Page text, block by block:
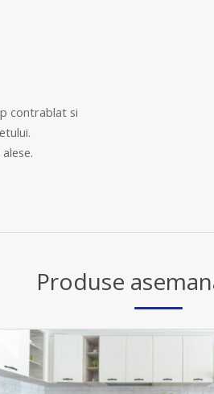
contrablat si
Produse